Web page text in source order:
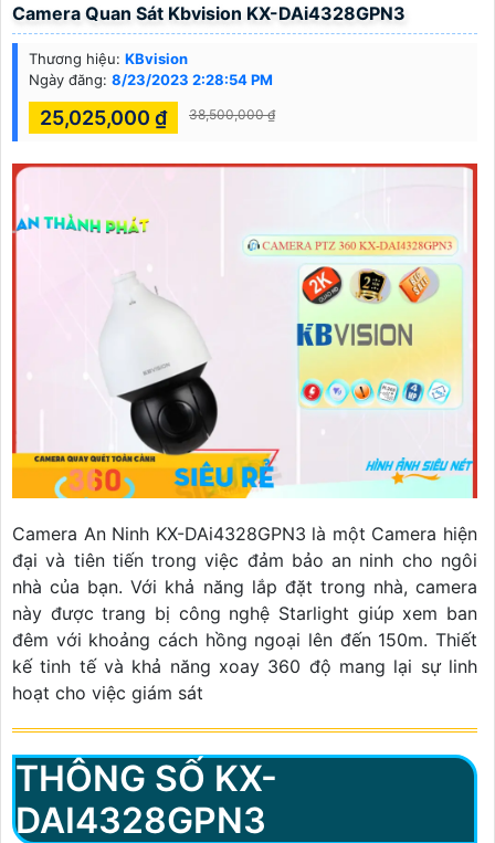
Camera Quan Sát Kbvision KX-DAi4328GPN3
Thương hiệu: KBvision
Ngày đăng: 8/23/2023 2:28:54 PM
25,025,000 ₫ 38,500,000 ₫
Camera An Ninh KX-DAi4328GPN3 là một Camera hiện
đại và tiên tiến trong việc đảm bảo an ninh cho ngôi
nhà của bạn. Với khả năng lắp đặt trong nhà, camera
này được trang bị công nghệ Starlight giúp xem ban
đêm với khoảng cách hồng ngoại lên đến 150m. Thiết
kế tinh tế và khả năng xoay 360 độ mang lại sự linh
hoạt cho việc giám sát
THÔNG SỐ KX-
DAI4328GPN3